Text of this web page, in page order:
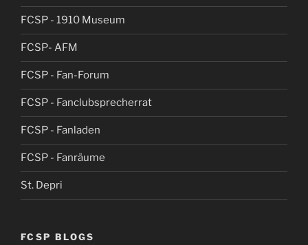
FCSP - 1910 Museum
FCSP- AFM
FCSP - Fan-Forum
FCSP - Fanclubsprecherrat
FCSP - Fanladen
FCSP - Fanräume
St. Depri
FCSP BLOGS